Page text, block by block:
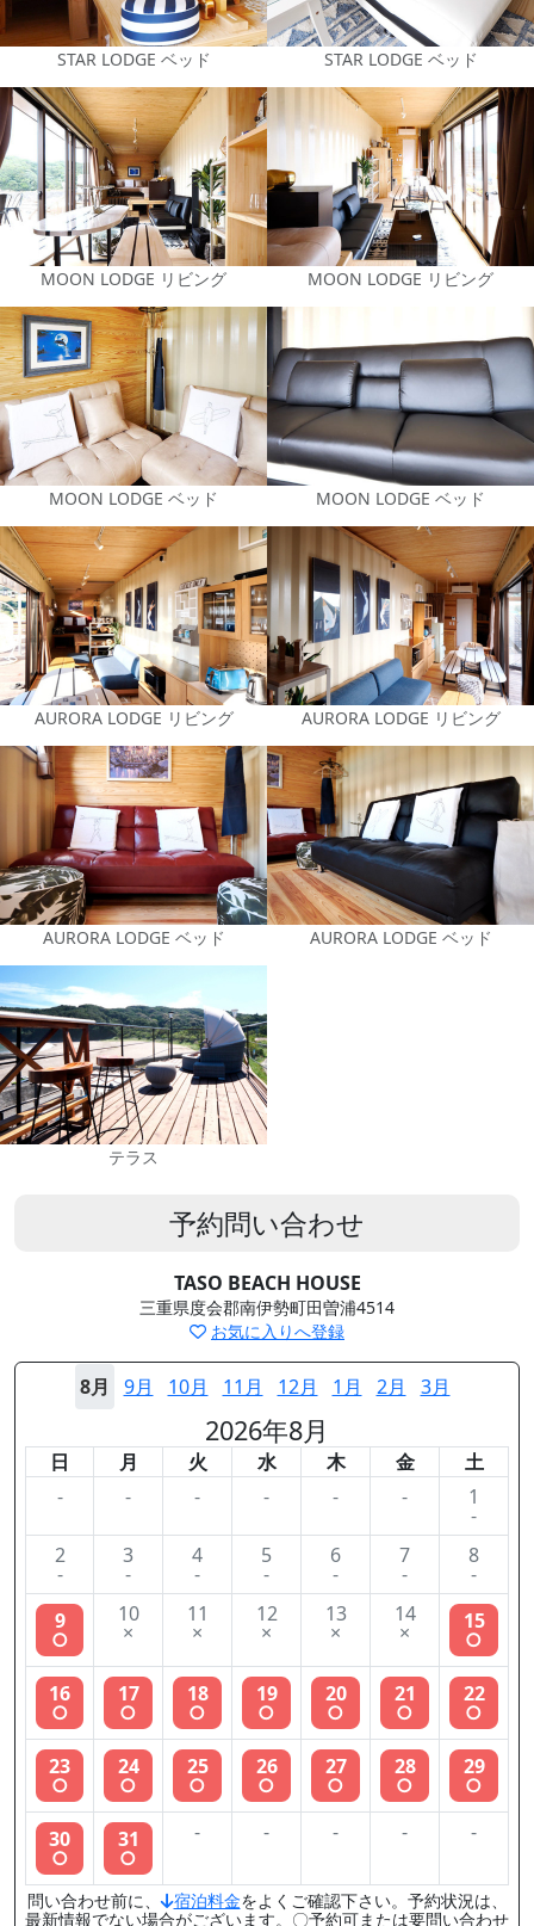
STAR LODGE ベッド STAR LODGE ベッド
MOON LODGE リビング MOON LODGE リビング
MOON LODGE ベッド MOON LODGE ベッド
AURORA LODGE リビング AURORA LODGE リビング
AURORA LODGE ベッド AURORA LODGE ベッド
テラス
予約問い合わせ
TASO BEACH HOUSE
三重県度会郡南伊勢町田曽浦4514
お気に入りへ登録
8月 9月 10月 11月 12月 1月 2月 3月
2026年8月
日 月 火 水 木 金
土
-
- - - - - 1
-
2
-
3
-
4
-
5
-
6
-
7
-
8
-
9
○
10
×
11
×
12
×
13
×
14
× 15
○
16
○
17
○
18
○
19
○
20
○
21
○
22
○
23
○
24
○
25
○
26
○
27
○
28
○
29
○
30
○
31
○
- - - - -
問い合わせ前に、 宿泊料金をよくご確認下さい。予約状況は、
最新情報でない場合がございます。〇予約可または要問い合わせ